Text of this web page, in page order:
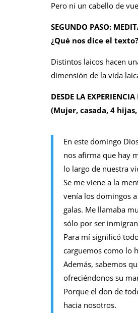
Pero ni un cabello de
SEGUNDO PASO:
¿Qué nos dice el texto?
Distintos laicos hacen
dimensión de la vida
DESDE LA
(Mujer, casada, 4
En este domingo
nos afirma que hay
lo largo de nuestra
Se me viene a la
venía los domingos
galas. Me llamaba
sólo por ser
Para mí significó
carguemos como lo
Además, sabemos
ofreciéndonos su
Porque el don de
hacia nosotros.